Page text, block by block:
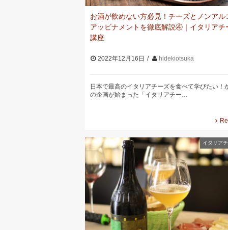
お酒が飲めない方必見！チーズとノンアル
アッビナメントを徹底解説④｜イタリアチ
講座
2022年12月16日 hidekiotsuka
日本で最高のイタリアチーズを食べて学びたい！
の企画が始まった「イタリアチー…
イタリア